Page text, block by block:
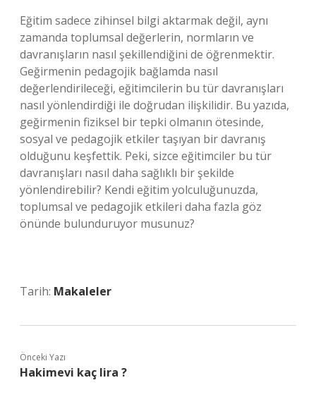
Eğitim sadece zihinsel bilgi aktarmak değil, aynı
zamanda toplumsal değerlerin, normların ve
davranışların nasıl şekillendiğini de öğrenmektir.
Geğirmenin pedagojik bağlamda nasıl
değerlendirileceği, eğitimcilerin bu tür davranışları
nasıl yönlendirdiği ile doğrudan ilişkilidir. Bu yazıda,
geğirmenin fiziksel bir tepki olmanın ötesinde,
sosyal ve pedagojik etkiler taşıyan bir davranış
olduğunu keşfettik. Peki, sizce eğitimciler bu tür
davranışları nasıl daha sağlıklı bir şekilde
yönlendirebilir? Kendi eğitim yolculuğunuzda,
toplumsal ve pedagojik etkileri daha fazla göz
önünde bulunduruyor musunuz?
Tarih: Makaleler
Önceki Yazı
Hakimevi kaç lira ?